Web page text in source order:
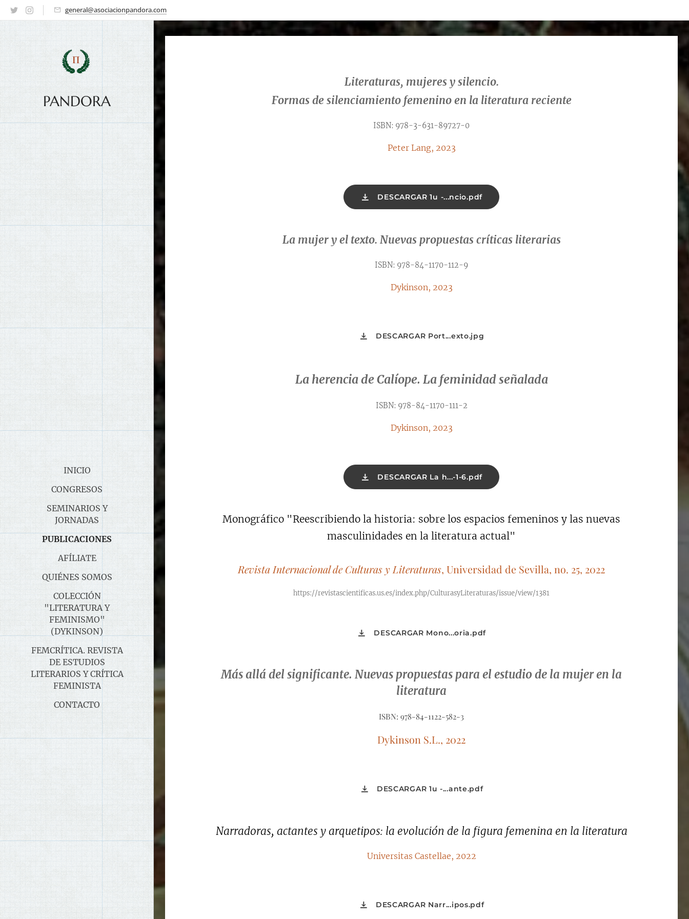
general@asociacionpandora.com
PANDORA
INICIO
CONGRESOS
SEMINARIOS Y
JORNADAS
PUBLICACIONES
AFÍLIATE
QUIÉNES SOMOS
COLECCIÓN
"LITERATURA Y
FEMINISMO"
(DYKINSON)
FEMCRÍTICA. REVISTA
DE ESTUDIOS
LITERARIOS Y CRÍTICA
FEMINISTA
CONTACTO
Literaturas, mujeres y silencio.
Formas de silenciamiento femenino en la literatura reciente
ISBN: 978-3-631-89727-0
Peter Lang, 2023
DESCARGAR 1u -...ncio.pdf
La mujer y el texto. Nuevas propuestas críticas literarias
ISBN: 978-84-1170-112-9
Dykinson, 2023
DESCARGAR Port...exto.jpg
La herencia de Calíope. La feminidad señalada
ISBN: 978-84-1170-111-2
Dykinson, 2023
DESCARGAR La h...-1-6.pdf
Monográfico "Reescribiendo la historia: sobre los espacios femeninos y las nuevas
masculinidades en la literatura actual"
Revista Internacional de Culturas y Literaturas, Universidad de Sevilla, no. 25, 2022
https://revistascientificas.us.es/index.php/CulturasyLiteraturas/issue/view/1381
DESCARGAR Mono...oria.pdf
Más allá del significante. Nuevas propuestas para el estudio de la mujer en la
literatura
ISBN: 978-84-1122-582-3
Dykinson S.L., 2022
DESCARGAR 1u -...ante.pdf
Narradoras, actantes y arquetipos: la evolución de la figura femenina en la literatura
Universitas Castellae, 2022
DESCARGAR Narr...ipos.pdf